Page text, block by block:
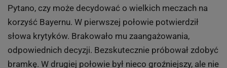
Pytano, czy może decydować o wielkich meczach na
korzyść Bayernu. W pierwszej połowie potwierdził
słowa krytyków. Brakowało mu zaangażowania,
odpowiednich decyzji. Bezskutecznie próbował zdobyć
bramkę. W drugiej połowie był nieco groźniejszy, ale nie